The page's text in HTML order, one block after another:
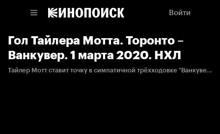
Войти
Гол Тайлера Мотта. Торонто –
Ванкувер. 1 марта 2020. НХЛ
Тайлер Мотт ставит точку в симпатичной трёхходовке "Ванкувера"